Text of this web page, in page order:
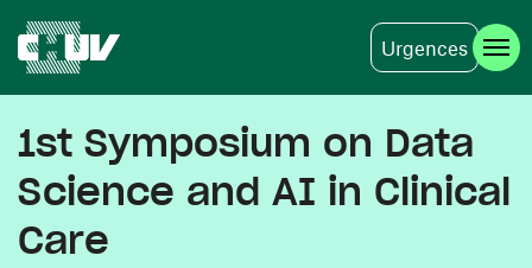
Urgences
1st Symposium on Data
Science and AI in Clinical
Care